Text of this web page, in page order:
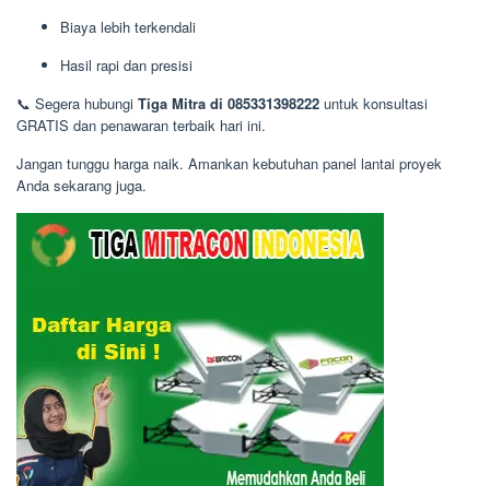
Biaya lebih terkendali
Hasil rapi dan presisi
📞 Segera hubungi Tiga Mitra di 085331398222 untuk konsultasi
GRATIS dan penawaran terbaik hari ini.
Jangan tunggu harga naik. Amankan kebutuhan panel lantai proyek
Anda sekarang juga.